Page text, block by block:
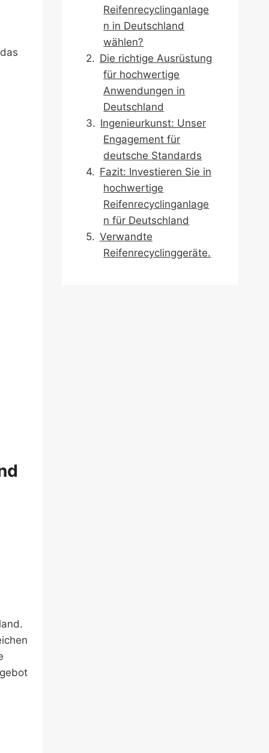
Reifenrecyclinganlage
n in Deutschland
wählen?
Die richtige Ausrüstung
für hochwertige
Anwendungen in
Deutschland
Ingenieurkunst: Unser
Engagement für
deutsche Standards
Fazit: Investieren Sie in
hochwertige
Reifenrecyclinganlage
n für Deutschland
Verwandte
Reifenrecyclinggeräte.